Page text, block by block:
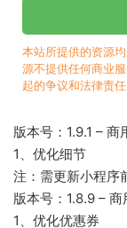
本站所提供的资源
源不提供任何商业
起的争议和法律责任
版本号：1.9.1 – 商
1、优化细节
注：需更新小程序
版本号：1.8.9 – 商
1、优化优惠券